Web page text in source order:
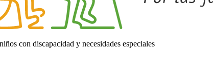
con discapacidad y necesidades especiales